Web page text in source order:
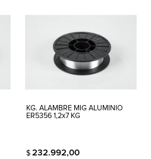
KG. ALAMBRE MIG ALUMINIO
ER5356 1,2x7 KG
$232.992,00